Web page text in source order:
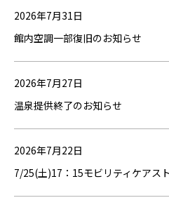
2026年7月31日
館内空調一部復旧のお知らせ
2026年7月27日
温泉提供終了のお知らせ
2026年7月22日
7/25(土)17：15モビリティケアス